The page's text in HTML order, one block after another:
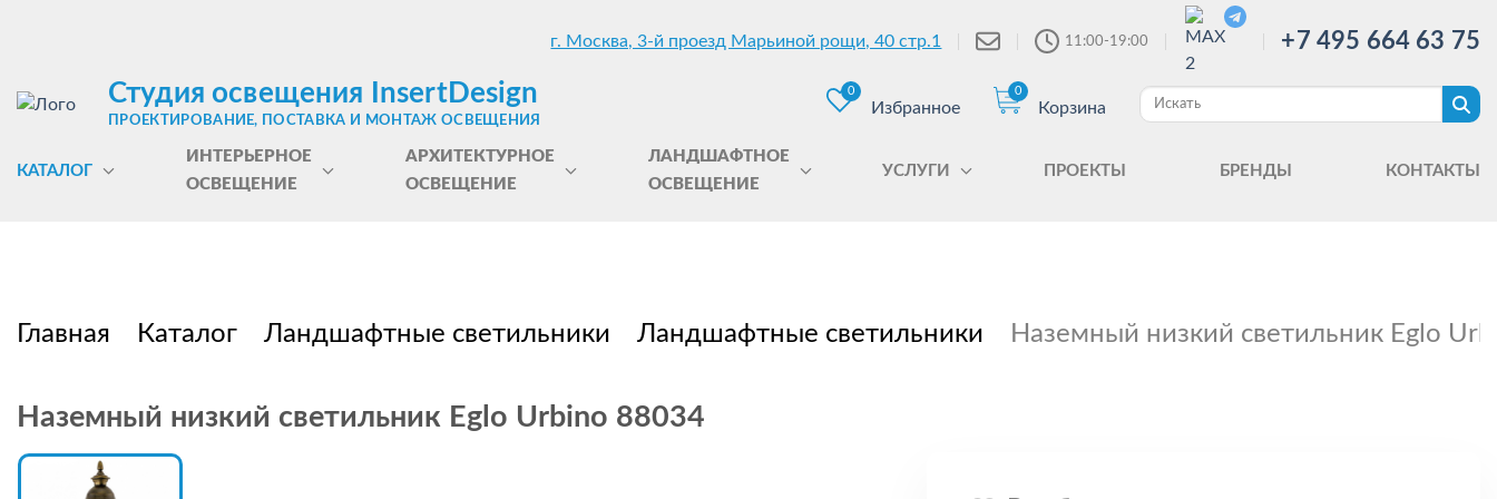
г. Москва, 3-й проезд Марьиной рощи, 40 стр.1 11:00-19:00 +7 495 664 63 75
Студия освещения InsertDesign
ПРОЕКТИРОВАНИЕ, ПОСТАВКА И МОНТАЖ ОСВЕЩЕНИЯ
0
Избранное
0
Корзина
КАТАЛОГ
ИНТЕРЬЕРНОЕ
ОСВЕЩЕНИЕ
АРХИТЕКТУРНОЕ
ОСВЕЩЕНИЕ
ЛАНДШАФТНОЕ
ОСВЕЩЕНИЕ
УСЛУГИ ПРОЕКТЫ БРЕНДЫ КОНТАКТЫ
Главная Каталог Ландшафтные светильники Ландшафтные светильники Наземный низкий светильник Eglo
Наземный низкий светильник Eglo Urbino 88034